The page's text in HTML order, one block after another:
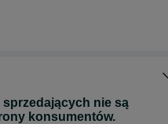
nie są
konsumentów.